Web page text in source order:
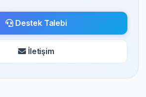
Destek Talebi
İletişim